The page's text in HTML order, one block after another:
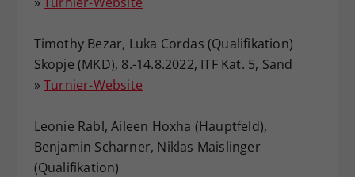
Timothy Bezar, Luka Cordas (Qualifikation)
Skopje (MKD), 8.-14.8.2022, ITF Kat. 5, Sand
» Turnier-Website
Leonie Rabl, Aileen Hoxha (Hauptfeld),
Benjamin Scharner, Niklas Maislinger
(Qualifikation)